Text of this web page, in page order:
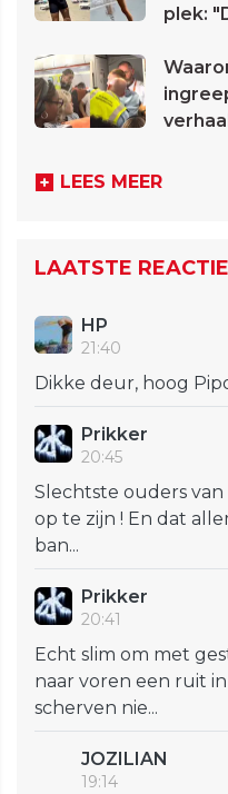
plek:
LEES MEER
LAATSTE
HP
21:40
Dikke deur, hoog
Prikker
20:45
Slechtste ouders
op te zijn ! En dat
ban...
Prikker
20:41
Echt slim om met
naar voren een ruit
scherven nie...
JOZILIAN
19:14